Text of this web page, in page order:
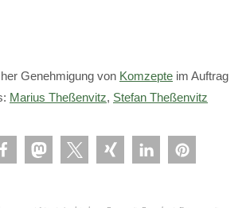
Genehmigung von Komzepte im Auftrag
Marius Theßenvitz, Stefan Theßenvitz